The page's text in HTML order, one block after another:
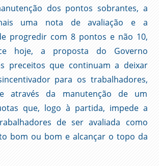
dos pontos sobrantes, a
uma nota de avaliação e a
progredir com 8 pontos e não 10,
hoje, a proposta do Governo
preceitos que continuam a deixar
para os trabalhadores,
através da manutenção de um
que, logo à partida, impede a
de ser avaliada como
bom ou bom e alcançar o topo da